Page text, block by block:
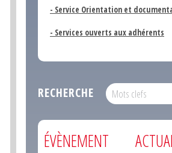
- Service Orientation et
- Services ouverts aux adhérents
RECHERCHE
ÉVÈNEMENT